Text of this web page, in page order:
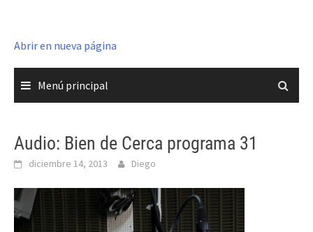
Abrir en nueva página
Menú principal
Audio: Bien de Cerca programa 31
diciembre 14, 2013 Diego